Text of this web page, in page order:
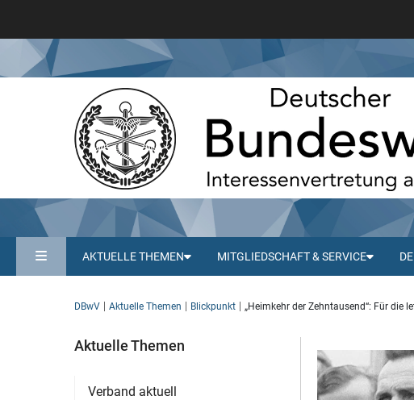
AKTUELLE THEMEN MITGLIEDSCHAFT & SERVICE
DBwV Aktuelle Themen Blickpunkt „Heimkehr der Zehntausend“: Für die
Aktuelle Themen
Verband aktuell